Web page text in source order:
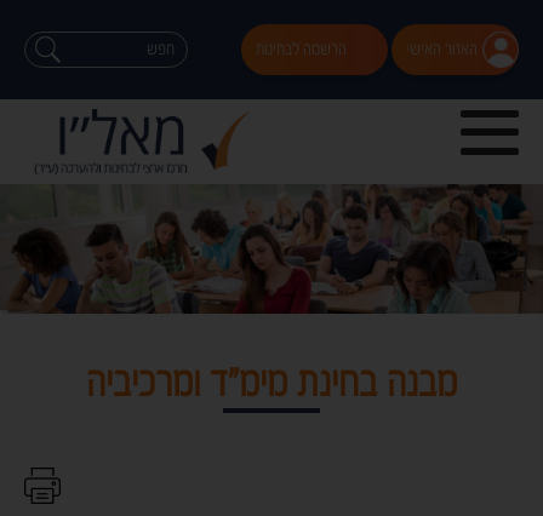
האזור האישי הרשמה לבחינות
מבנה בחינת מימ"ד ומרכיביה